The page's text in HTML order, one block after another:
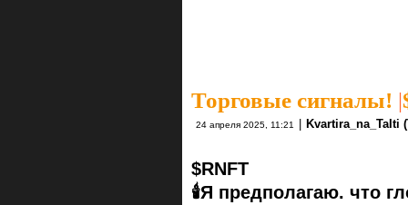
Торговые сигналы! |
24 апреля 2025, 11:21 | Kvartira_na_TaIti
$RNFT
🕯Я предполагаю. что